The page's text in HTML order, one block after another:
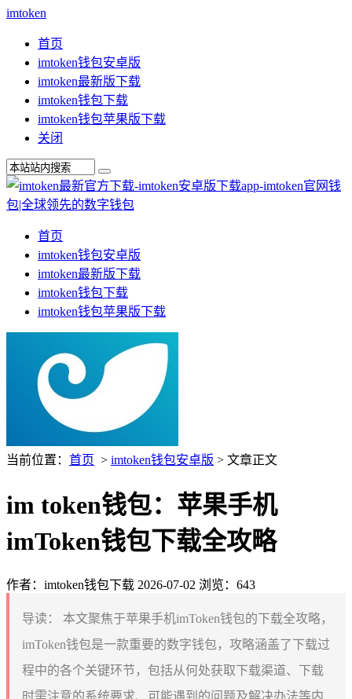
imtoken
首页
imtoken钱包安卓版
imtoken最新版下载
imtoken钱包下载
imtoken钱包苹果版下载
关闭
首页
imtoken钱包安卓版
imtoken最新版下载
imtoken钱包下载
imtoken钱包苹果版下载
当前位置： 首页 > imtoken钱包安卓版 > 文章正文
im token钱包：苹果手机
imToken钱包下载全攻略
作者：imtoken钱包下载 2026-07-02 浏览：643
导读：
本文聚焦于苹果手机imToken钱包的下载全攻略，
imToken钱包是一款重要的数字钱包，攻略涵盖了下载过
程中的各个关键环节，包括从何处获取下载渠道、下载
时需注意的系统要求、可能遇到的问题及解决办法等内